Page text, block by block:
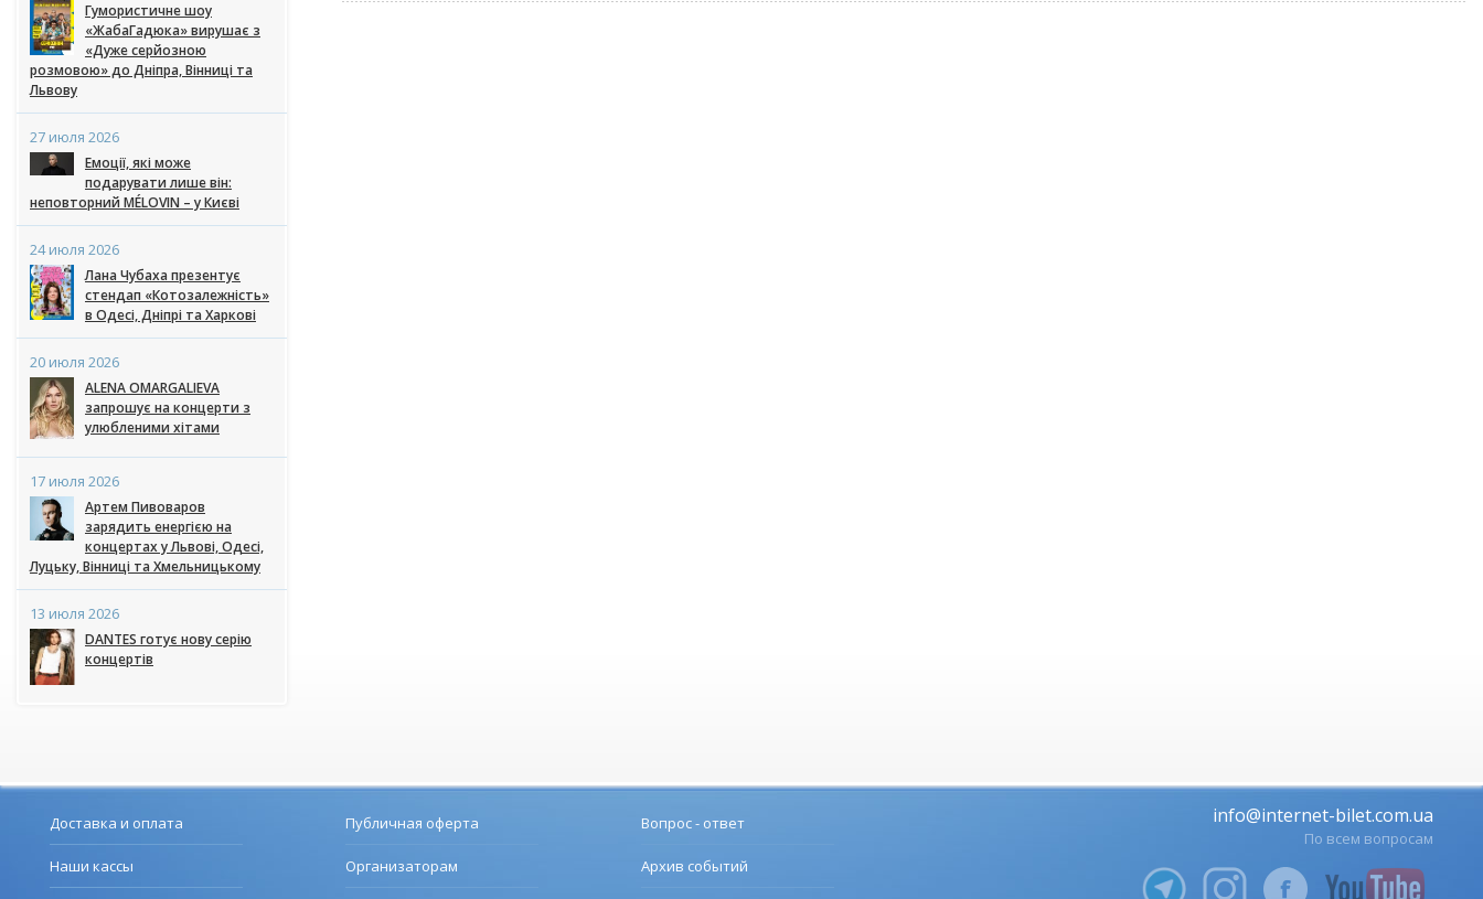
Гумористичне шоу
«ЖабаГадюка» вирушає з
«Дуже серйозною
розмовою» до Дніпра, Вінниці та
Львову
27 июля 2026
Емоції, які може
подарувати лише він:
неповторний MÉLOVIN – у Києві
24 июля 2026
Лана Чубаха презентує
стендап «Котозалежність»
в Одесі, Дніпрі та Харкові
20 июля 2026
ALENA OMARGALIEVA
запрошує на концерти з
улюбленими хітами
17 июля 2026
Артем Пивоваров
зарядить енергією на
концертах у Львові, Одесі,
Луцьку, Вінниці та Хмельницькому
13 июля 2026
DANTES готує нову серію
концертів
Доставка и оплата
Наши кассы
Публичная оферта
Организаторам
Вопрос - ответ
Архив событий
info@internet-bilet.com.ua
По всем вопросам